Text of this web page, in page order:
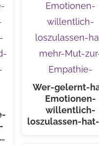
Wer-gelernt-
Emotionen-
willentlich-
loszulassen-